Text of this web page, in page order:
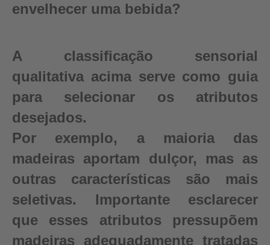
envelhecer uma bebida?
A classificação sensorial
qualitativa acima serve como guia
para selecionar os atributos
desejados.
Por exemplo, a maioria das
madeiras aportam dulçor, mas as
outras características são mais
seletivas. Importante esclarecer
que esses atributos pressupõem
madeiras adequadamente tratadas